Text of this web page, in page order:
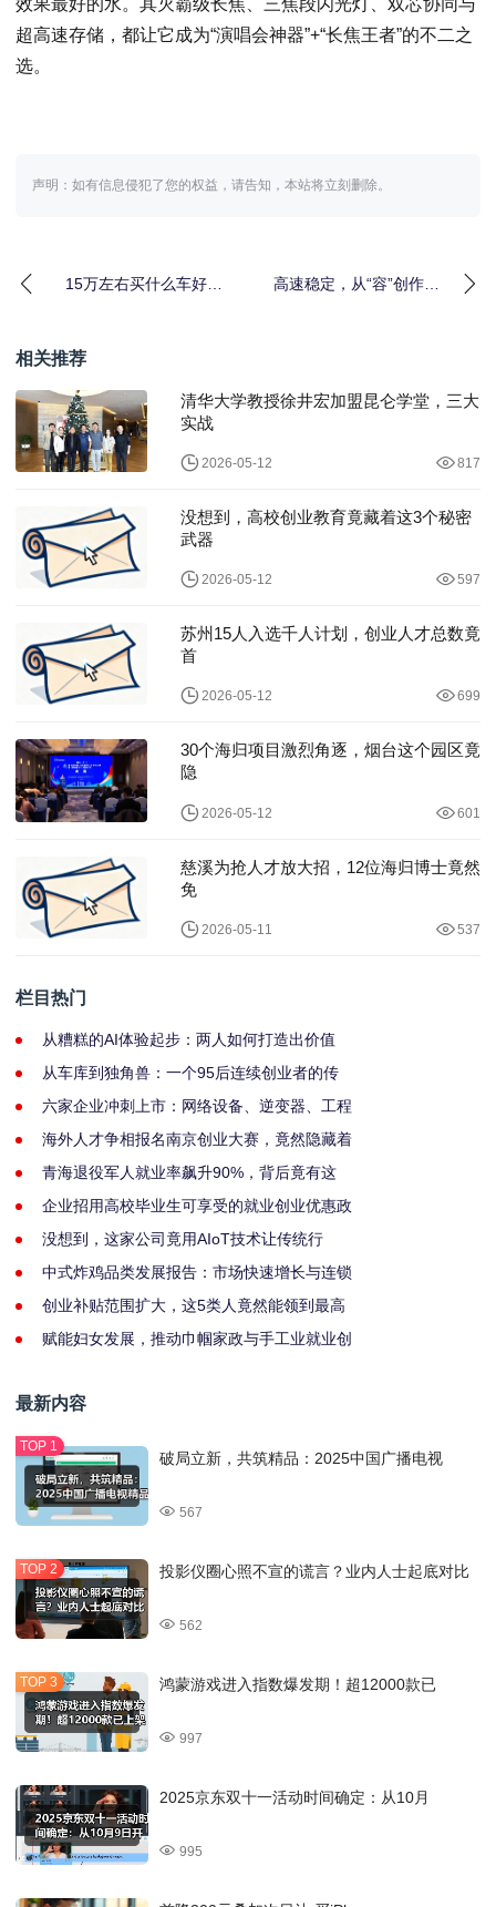
效果最好的水。其灭霸级长焦、三焦段闪光灯、双芯协同与
超高速存储，都让它成为“演唱会神器”+“长焦王者”的不二之
选。
声明：如有信息侵犯了您的权益，请告知，本站将立刻删除。
15万左右买什么车好最
高速稳定，从“容”创作
相关推荐
清华大学教授徐井宏加盟昆仑学堂，三大
实战
2026-05-12 817
没想到，高校创业教育竟藏着这3个秘密
武器
2026-05-12 597
苏州15人入选千人计划，创业人才总数竟
首
2026-05-12 699
30个海归项目激烈角逐，烟台这个园区竟
隐
2026-05-12 601
慈溪为抢人才放大招，12位海归博士竟然
免
2026-05-11 537
栏目热门
从糟糕的AI体验起步：两人如何打造出价值
从车库到独角兽：一个95后连续创业者的传
六家企业冲刺上市：网络设备、逆变器、工程
海外人才争相报名南京创业大赛，竟然隐藏着
青海退役军人就业率飙升90%，背后竟有这
企业招用高校毕业生可享受的就业创业优惠政
没想到，这家公司竟用AIoT技术让传统行
中式炸鸡品类发展报告：市场快速增长与连锁
创业补贴范围扩大，这5类人竟然能领到最高
赋能妇女发展，推动巾帼家政与手工业就业创
最新内容
破局立新，共筑精品：2025中国广播电视
567
投影仪圈心照不宣的谎言？业内人士起底对比
562
鸿蒙游戏进入指数爆发期！超12000款已
997
2025京东双十一活动时间确定：从10月
995